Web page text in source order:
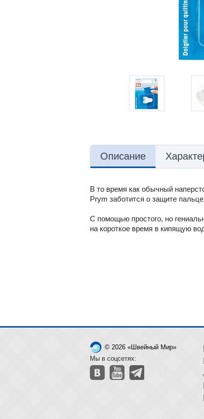
Описание
В то время как обычный
Prym заботится о защите
С помощью простого, но
на короткое время в кипящую
© 2026 «Швейный Мир»
Мы в соцсетях: